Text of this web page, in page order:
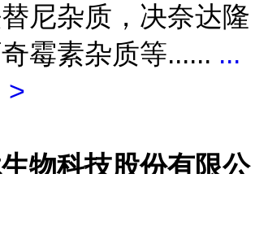
尼杂质，决奈达隆
霉素杂质等...... ...
>
物科技股份有限公